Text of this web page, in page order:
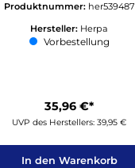
Produktnummer: her539487
Hersteller: Herpa
Vorbestellung
35,96 €*
UVP des Herstellers: 39,95 €
In den Warenkorb